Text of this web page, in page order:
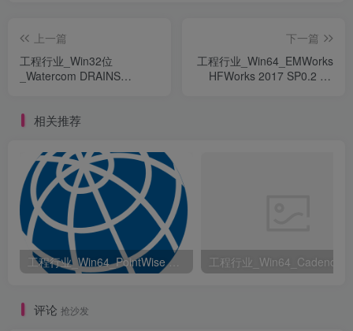
上一篇
工程行业_Win32位
_Watercom DRAINS
下一篇
工程行业_Win64_EMWorks
HFWorks 2017 SP0.2 for
相关推荐
工程行业_Win64_PointWise 18.6 R2 x64资源下载地址_百度网盘迅雷BT
评论 抢沙发